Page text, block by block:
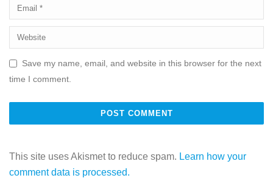
Save my name, email, and website in this browser for the next
time I comment.
This site uses Akismet to reduce spam. Learn how your
comment data is processed.